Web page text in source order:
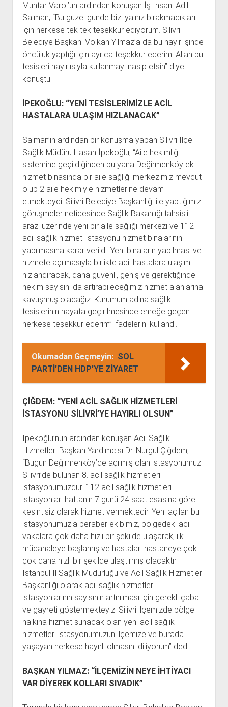
Muhtar Varol’un ardından konuşan İş İnsanı Adil
Salman, “Bu güzel günde bizi yalnız bırakmadıkları
için herkese tek tek teşekkür ediyorum. Silivri
Belediye Başkanı Volkan Yılmaz’a da bu hayır işinde
öncülük yaptığı için ayrıca teşekkür ederim. Allah bu
tesisleri hayırlısıyla kullanmayı nasip etsin” diye
konuştu.
İPEKOĞLU: “YENİ TESİSLERİMİZLE ACİL
HASTALARA ULAŞIM HIZLANACAK”
Salman’ın ardından bir konuşma yapan Silivri İlçe
Sağlık Müdürü Hasan İpekoğlu, “Aile hekimliği
sistemine geçildiğinden bu yana Değirmenköy ek
hizmet binasında bir aile sağlığı merkezimiz mevcut
olup 2 aile hekimiyle hizmetlerine devam
etmekteydi. Silivri Belediye Başkanlığı ile yaptığımız
görüşmeler neticesinde Sağlık Bakanlığı tahsisli
arazi üzerinde yeni bir aile sağlığı merkezi ve 112
acil sağlık hizmeti istasyonu hizmet binalarının
yapılmasına karar verildi. Yeni binaların yapılması ve
hizmete açılmasıyla birlikte acil hastalara ulaşımı
hızlandıracak, daha güvenli, geniş ve gerektiğinde
hekim sayısını da artırabileceğimiz hizmet alanlarına
kavuşmuş olacağız. Kurumum adına sağlık
tesislerinin hayata geçirilmesinde emeğe geçen
herkese teşekkür ederim” ifadelerini kullandı.
Okumadan Geçmeyin: SOL
PARTİ'DEN HDP'YE ZİYARET
ÇİĞDEM: “YENİ ACİL SAĞLIK HİZMETLERİ
İSTASYONU SİLİVRİ’YE HAYIRLI OLSUN”
İpekoğlu’nun ardından konuşan Acil Sağlık
Hizmetleri Başkan Yardımcısı Dr. Nurgül Çiğdem,
“Bugün Değirmenköy’de açılmış olan istasyonumuz
Silivri’de bulunan 8. acil sağlık hizmetleri
istasyonumuzdur. 112 acil sağlık hizmetleri
istasyonları haftanın 7 günü 24 saat esasına göre
kesintisiz olarak hizmet vermektedir. Yeni açılan bu
istasyonumuzla beraber ekibimiz, bölgedeki acil
vakalara çok daha hızlı bir şekilde ulaşarak, ilk
müdahaleye başlamış ve hastaları hastaneye çok
çok daha hızlı bir şekilde ulaştırmış olacaktır.
İstanbul İl Sağlık Müdürlüğü ve Acil Sağlık Hizmetleri
Başkanlığı olarak acil sağlık hizmetleri
istasyonlarının sayısının artırılması için gerekli çaba
ve gayreti göstermekteyiz. Silivri ilçemizde bölge
halkına hizmet sunacak olan yeni acil sağlık
hizmetleri istasyonumuzun ilçemize ve burada
yaşayan herkese hayırlı olmasını diliyorum” dedi.
BAŞKAN YILMAZ: “İLÇEMİZİN NEYE İHTİYACI
VAR DİYEREK KOLLARI SIVADIK”